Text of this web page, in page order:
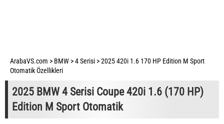
ArabaVS.com > BMW >4 Serisi >2025 420i 1.6 170 HP Edition M Sport
Otomatik Özellikleri
2025 BMW 4 Serisi Coupe 420i 1.6 (170 HP)
Edition M Sport Otomatik